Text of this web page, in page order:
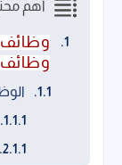
أهم
وظائف